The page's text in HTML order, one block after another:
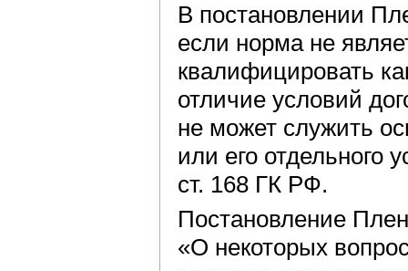
В постановлении
если норма не
квалифицировать
отличие условий
не может служить
или его отдельного
ст. 168 ГК РФ.
Постановление
«О некоторых